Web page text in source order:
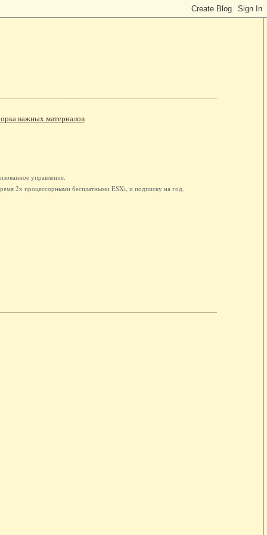
важных материалов
управление.
2х процессорными бесплатными ESXi, и подписку на год.